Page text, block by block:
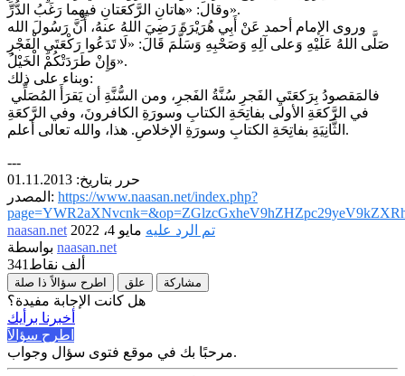
وقال: «هاتانِ الرَّكعَتانِ فيهِما رَغَبُ الدُّرِّ».
وروى الإمام أحمد عَنْ أَبِي هُرَيْرَةَ رَضِيَ اللهُ عنهُ، أَنَّ رَسُولَ الله
صَلَّى اللهُ عَلَيْهِ وَعلى آلِهِ وَصَحْبِهِ وَسَلَّمَ قَالَ: «لَا تَدَعُوا رَكْعَتَيِ الْفَجْرِ
وَإِنْ طَرَدَتْكُمْ الْخَيْلُ».
وبناء على ذلك:
في الرَّكعَةِ الأولى بفاتِحَةِ الكتابِ وسورَةِ الكافرونَ، وفي الرَّكعَةِ
الثَّانِيَةِ بفاتِحَةِ الكتابِ وسورَةِ الإخلاصِ. هذا، والله تعالى أعلم.
---
حرر بتاريخ: 01.11.2013
المصدر: https://www.naasan.net/index.php?
naasan.net
تم الرد عليه مايو 4، 2022
naasan.net
341ألف نقاط
اطرح سؤالاً ذا صلة علق مشاركة
هل كانت الإجابة مفيدة؟
أخبرنا برأيك
اطرح سؤالاً
مرحبًا بك في موقع فتوى سؤال وجواب.